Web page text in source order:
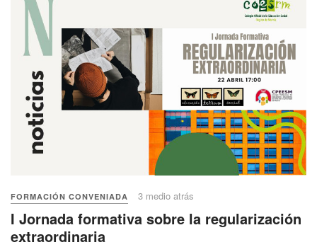
FORMACIÓN CONVENIADA 3 medio atrás
I Jornada formativa sobre la regularización
extraordinaria